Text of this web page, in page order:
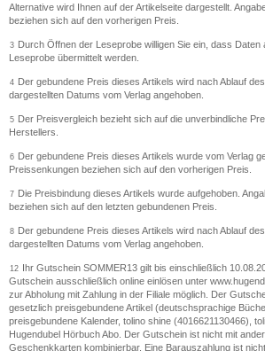
Alternative wird Ihnen auf der Artikelseite dargestellt.
beziehen sich auf den vorherigen Preis.
3 Durch Öffnen der Leseprobe willigen Sie ein, dass Daten
Leseprobe übermittelt werden.
4 Der gebundene Preis dieses Artikels wird nach Ablauf
dargestellten Datums vom Verlag angehoben.
5 Der Preisvergleich bezieht sich auf die unverbindliche
Herstellers.
6 Der gebundene Preis dieses Artikels wurde vom Verlag
Preissenkungen beziehen sich auf den vorherigen Preis.
7 Die Preisbindung dieses Artikels wurde aufgehoben.
beziehen sich auf den letzten gebundenen Preis.
8 Der gebundene Preis dieses Artikels wird nach Ablauf
dargestellten Datums vom Verlag angehoben.
12 Ihr Gutschein SOMMER13 gilt bis einschließlich
Gutschein ausschließlich online einlösen unter
zur Abholung mit Zahlung in der Filiale möglich. Der
gesetzlich preisgebundene Artikel (deutschsprachige
preisgebundene Kalender, tolino shine (4016621130466),
Hugendubel Hörbuch Abo. Der Gutschein ist nicht mit
Geschenkkarten kombinierbar. Eine Barauszahlung ist